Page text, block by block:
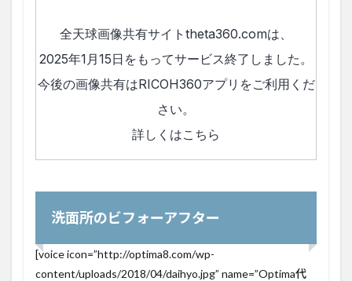
洗面所のビフォーアフター
[voice icon=”http://optima8.com/wp-
content/uploads/2018/04/daihyo.jpg” name=”Optima代